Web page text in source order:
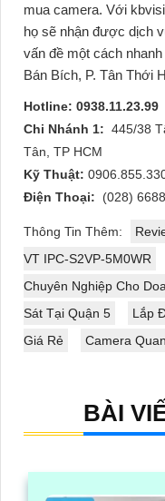
mua camera. Với
họ sẽ nhận được dịch
vấn đề một cách
Bán Bích, P. Tân Thới
Hotline: 0938.11.23.99
Chi Nhánh 1: 445/38
Tân, TP HCM
Kỹ Thuật:
Điện Thoại:
(028)
Thông Tin Thêm:
VT IPC-S2VP-5M0WR
Chuyên Nghiệp Cho
Sát Tại Quận 5
Lắp
Giá Rẻ
Camera
BÀI